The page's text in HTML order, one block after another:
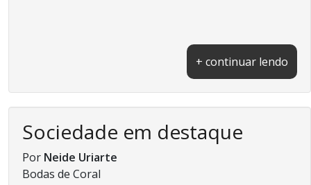
+ continuar lendo
Sociedade em destaque
Por Neide Uriarte
Bodas de Coral